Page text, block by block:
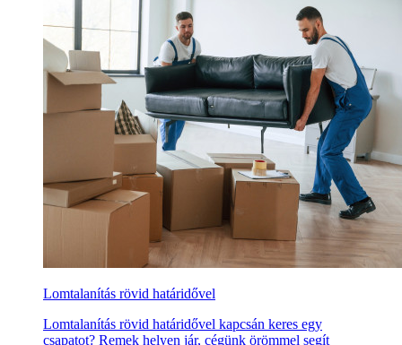
Lomtalanítás rövid határidővel
Lomtalanítás rövid határidővel kapcsán keres egy
csapatot? Remek helyen jár, cégünk örömmel segít